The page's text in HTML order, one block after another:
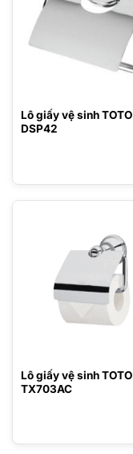
Lô giấy vệ sinh TOTO
DSP42
Lô giấy vệ sinh TOTO
TX703AC